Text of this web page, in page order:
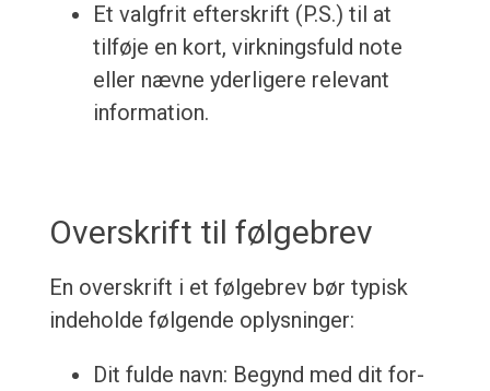
Et valgfrit efterskrift (P.S.) til at
tilføje en kort, virkningsfuld note
eller nævne yderligere relevant
information.
Overskrift til følgebrev
En overskrift i et følgebrev bør typisk
indeholde følgende oplysninger:
Dit fulde navn: Begynd med dit for-